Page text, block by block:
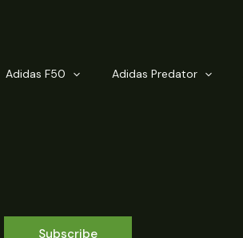
Adidas F50 Adidas Predator
Subscribe